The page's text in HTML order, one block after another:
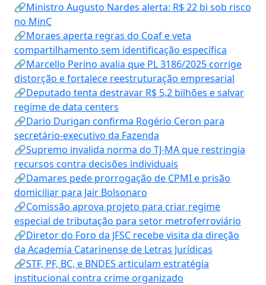
🔗Ministro Augusto Nardes alerta: R$ 22 bi sob risco
no MinC
🔗Moraes aperta regras do Coaf e veta
compartilhamento sem identificação específica
🔗Marcello Perino avalia que PL 3186/2025 corrige
distorção e fortalece reestruturação empresarial
🔗Deputado tenta destravar R$ 5,2 bilhões e salvar
regime de data centers
🔗Dario Durigan confirma Rogério Ceron para
secretário-executivo da Fazenda
🔗Supremo invalida norma do TJ-MA que restringia
recursos contra decisões individuais
🔗Damares pede prorrogação de CPMI e prisão
domiciliar para Jair Bolsonaro
🔗Comissão aprova projeto para criar regime
especial de tributação para setor metroferroviário
🔗Diretor do Foro da JFSC recebe visita da direção
da Academia Catarinense de Letras Jurídicas
🔗STF, PF, BC, e BNDES articulam estratégia
institucional contra crime organizado